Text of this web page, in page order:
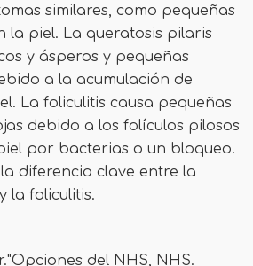
similares, como pequeñas
la piel. La queratosis pilaris
y ásperos y pequeñas
a la acumulación de
La foliculitis causa pequeñas
debido a los folículos pilosos
por bacterias o un bloqueo.
diferencia clave entre la
la foliculitis.
del NHS, NHS.